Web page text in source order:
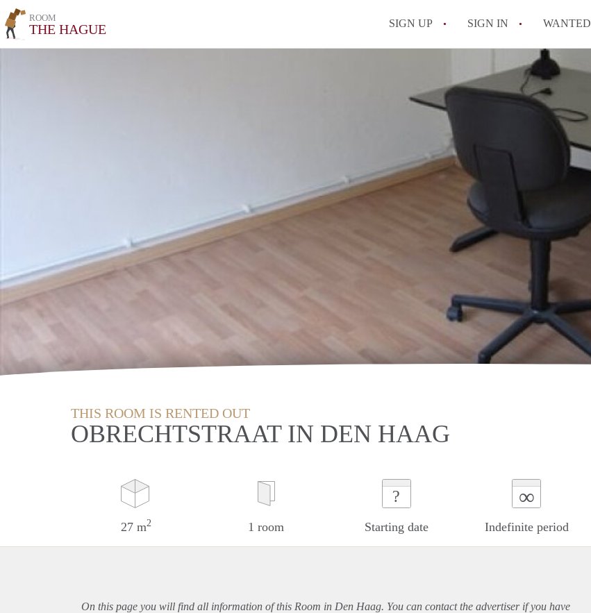
ROOM
THE HAGUE SIGN UP SIGN IN WANTED
All FAQs
THIS ROOM IS RENTED OUT
OBRECHTSTRAAT IN DEN HAAG
27 m2 1 room
?
Starting date
∞
Indefinite period
On this page you will find all information of this Room in Den Haag. You can contact the advertiser if you have